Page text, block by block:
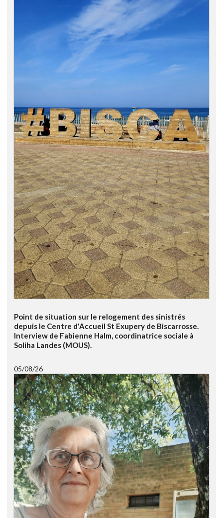
Point de situation sur le relogement des sinistrés
depuis le Centre d'Accueil St Exupery de Biscarrosse.
Interview de Fabienne Halm, coordinatrice sociale à
Soliha Landes (MOUS).
05/08/26